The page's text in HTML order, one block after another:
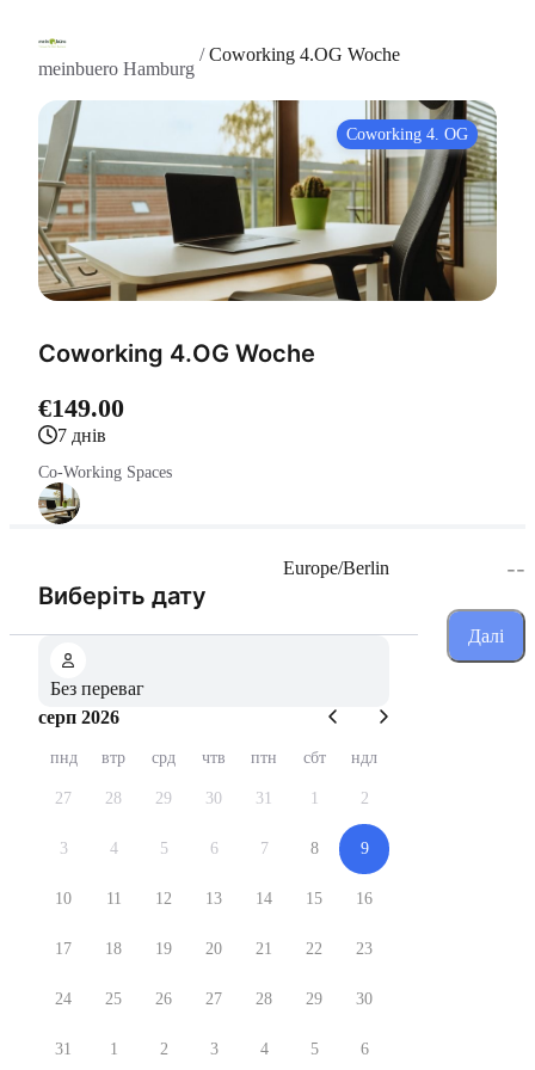
meinbuero Hamburg
/Coworking 4.OG Woche
Coworking 4. OG
Coworking 4.OG Woche
€149.00
7 днів
Co-Working Spaces
Виберіть дату
Europe/Berlin
Без переваг
серп 2026
пнд втр срд чтв птн сбт ндл
27 28 29 30 31 1 2
3 4 5 6 7 8 9
10 11 12 13 14 15 16
17 18 19 20 21 22 23
24 25 26 27 28 29 30
31 1 2 3 4 5 6
--
Далі